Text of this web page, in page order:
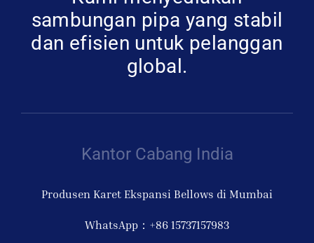
sambungan pipa yang stabil
dan efisien untuk pelanggan
global.
Kantor Cabang India
Produsen Karet Ekspansi Bellows di Mumbai
WhatsApp：+86 15737157983